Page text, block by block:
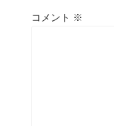
コメント ※